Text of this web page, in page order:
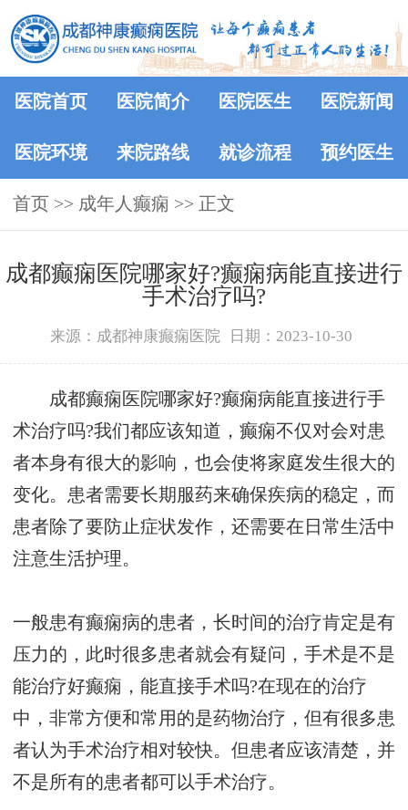
医院首页 医院简介 医院医生 医院新闻
医院环境 来院路线 就诊流程 预约医生
首页 >> 成年人癫痫 >> 正文
成都癫痫医院哪家好?癫痫病能直接进行
手术治疗吗?
来源：成都神康癫痫医院 日期：2023-10-30
成都癫痫医院哪家好?癫痫病能直接进行手
术治疗吗?我们都应该知道，癫痫不仅对会对患
者本身有很大的影响，也会使将家庭发生很大的
变化。患者需要长期服药来确保疾病的稳定，而
患者除了要防止症状发作，还需要在日常生活中
注意生活护理。
一般患有癫痫病的患者，长时间的治疗肯定是有
压力的，此时很多患者就会有疑问，手术是不是
能治疗好癫痫，能直接手术吗?在现在的治疗
中，非常方便和常用的是药物治疗，但有很多患
者认为手术治疗相对较快。但患者应该清楚，并
不是所有的患者都可以手术治疗。